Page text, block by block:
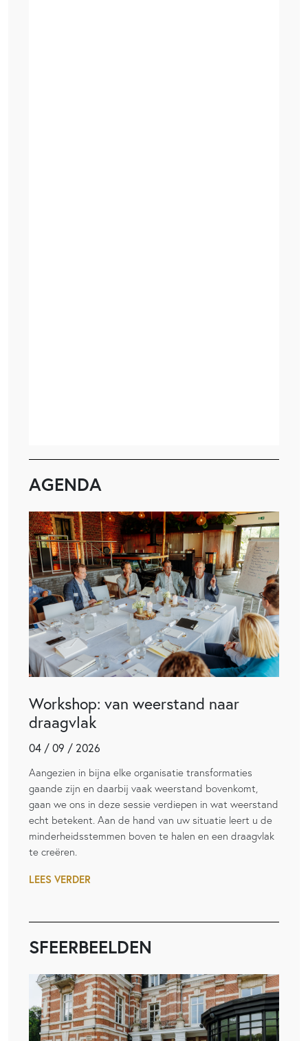
AGENDA
Workshop: van weerstand naar
draagvlak
04 / 09 / 2026
Aangezien in bijna elke organisatie transformaties
gaande zijn en daarbij vaak weerstand bovenkomt,
gaan we ons in deze sessie verdiepen in wat weerstand
echt betekent. Aan de hand van uw situatie leert u de
minderheidsstemmen boven te halen en een draagvlak
te creëren.
LEES VERDER
SFEERBEELDEN